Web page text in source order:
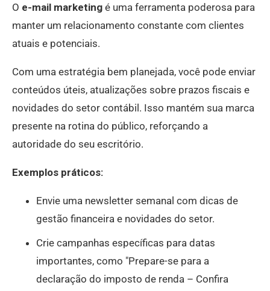
O e-mail marketing é uma ferramenta poderosa para
manter um relacionamento constante com clientes
atuais e potenciais.
Com uma estratégia bem planejada, você pode enviar
conteúdos úteis, atualizações sobre prazos fiscais e
novidades do setor contábil. Isso mantém sua marca
presente na rotina do público, reforçando a
autoridade do seu escritório.
Exemplos práticos:
Envie uma newsletter semanal com dicas de
gestão financeira e novidades do setor.
Crie campanhas específicas para datas
importantes, como "Prepare-se para a
declaração do imposto de renda – Confira